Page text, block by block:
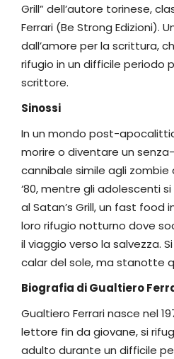
Grill” dell’autore torinese,
Ferrari (Be Strong Edizioni).
dall’amore per la scrittura,
rifugio in un difficile periodo
scrittore.
Sinossi
In un mondo post-
morire o diventare un
cannibale simile agli zombie
‘80, mentre gli adolescenti
al Satan’s Grill, un fast food
loro rifugio notturno dove
il viaggio verso la salvezza.
calar del sole, ma stanotte
Biografia di Gualtiero
Gualtiero Ferrari nasce nel
lettore fin da giovane, si
adulto durante un difficile